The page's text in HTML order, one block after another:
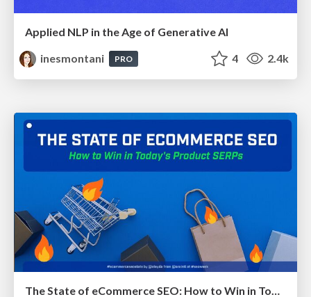
Applied NLP in the Age of Generative AI
inesmontani
PRO 4 2.4k
The State of eCommerce SEO: How to Win in Today's Products SERPs - #SEOweek